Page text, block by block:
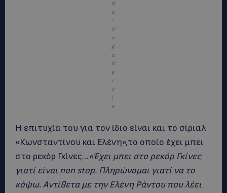
Ν
ο
/
Η
u
g
s,
Ν
a
r
c
i
e
Η επιτυχία του για τον ίδιο είναι και το σίριαλ
«Κωνσταντίνου και Ελένη»,το οποίο έχει μπει
στο ρεκόρ Γκίνες…«Έχει μπει στο ρεκόρ Γκίνες
γιατί είναι non stop. Πληρώνομαι γιατί να το
κόψω. Αντίθετα με την Ελένη Ράντου που λέει